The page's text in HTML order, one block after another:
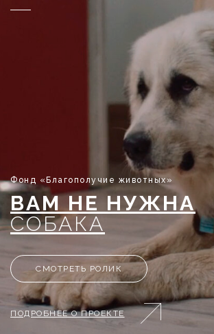
ВАМ НЕ НУЖНА
СОБАКА
ПОДРОБНЕЕ О ПРОЕКТЕ
Фонд «Благополучие животных»
СМОТРЕТЬ РОЛИК